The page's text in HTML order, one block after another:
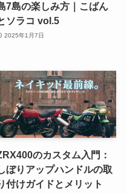
7島の楽しみ方｜こばん
ソラコ vol.5
2025年1月7日
のカスタム入門：
ぼりアップハンドルの取
付けガイドとメリット